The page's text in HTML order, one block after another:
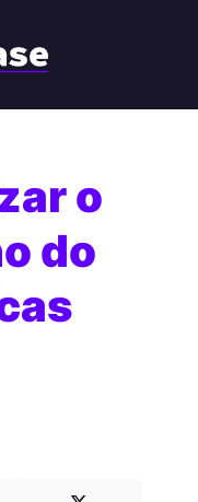
o
do